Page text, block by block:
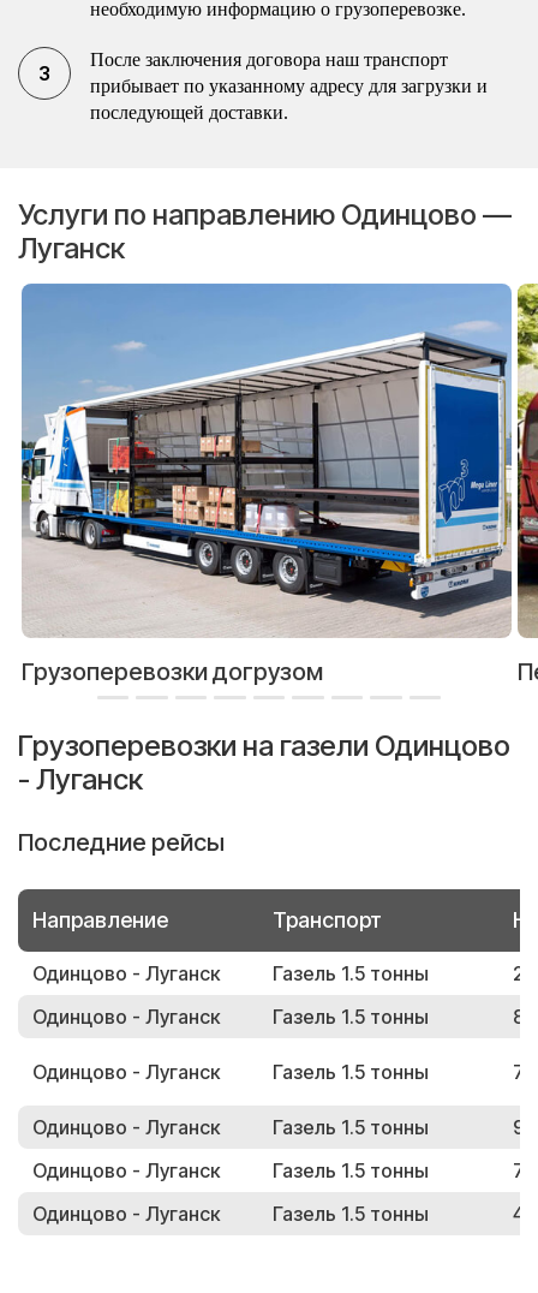
необходимую информацию о грузоперевозке.
После заключения договора наш транспорт
прибывает по указанному адресу для загрузки и
последующей доставки.
Услуги по направлению Одинцово —
Луганск
Грузоперевозки догрузом
Грузоперевозки на газели Одинцово
- Луганск
Последние рейсы
Направление Транспорт
Одинцово - Луганск Газель 1.5 тонны
Одинцово - Луганск
Газель 1.5 тонны
Одинцово - Луганск Газель 1.5 тонны
Одинцово - Луганск Газель 1.5 тонны
Одинцово - Луганск
Газель 1.5 тонны
Одинцово - Луганск
Газель 1.5 тонны